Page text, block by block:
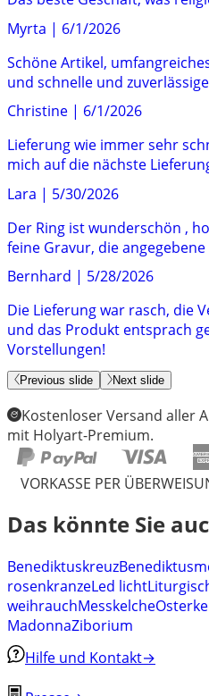
Myrta | 6/1/2026
Schöne Artikel,
und schnelle und
Christine | 6/1/2026
Lieferung wie immer sehr
mich auf die nächste
Lara | 5/30/2026
Der Ring ist wunderschön ,
feine Gravur, die
Bernhard | 5/28/2026
Die Lieferung war rasch, die
und das Produkt entsprach
Vorstellungen!
Previous slide Next slide
Kostenloser Versand aller
mit Holyart-Premium.
VORKASSE PER
Das könnte Sie
Benediktuskreuz
rosenkranzeLed licht
weihrauchMesskelche
MadonnaZiborium
Hilfe und Kontakt→